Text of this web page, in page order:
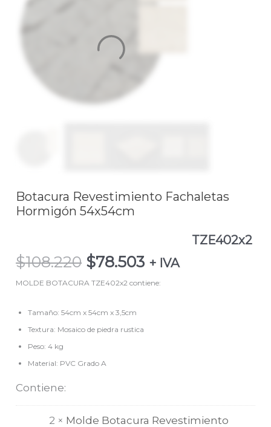
Botacura Revestimiento Fachaletas
Hormigón 54x54cm
TZE402x2
$108.220 $78.503 + IVA
MOLDE BOTACURA TZE402x2 contiene:
Tamaño: 54cm x 54cm x 3,5cm
Textura: Mosaico de piedra rustica
Peso: 4 kg
Material: PVC Grado A
Contiene:
2 × Molde Botacura Revestimiento
cantidad